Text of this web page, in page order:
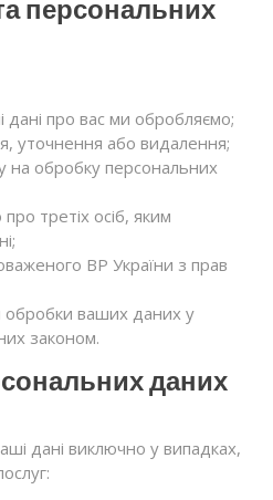
персональних
дані про вас ми обробляємо;
уточнення або видалення;
на обробку персональних
третіх осіб, яким
ВР України з прав
обробки ваших даних у
законом.
даних
дані виключно у випадках,